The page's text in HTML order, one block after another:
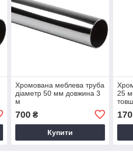
Хромована меблева труба
діаметр 50 мм довжина 3
м
700₴
Купити
25
170